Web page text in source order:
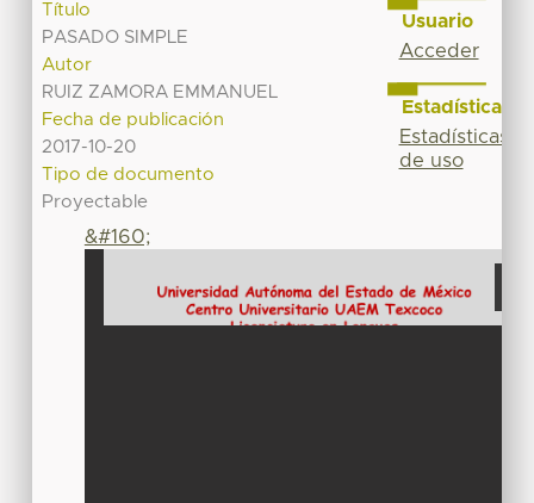
Título
PASADO SIMPLE
Autor
RUIZ ZAMORA EMMANUEL
Fecha de publicación
2017-10-20
Tipo de documento
Proyectable
&#160;
Usuario
Acceder
Estadísticas
Estadísticas
de uso